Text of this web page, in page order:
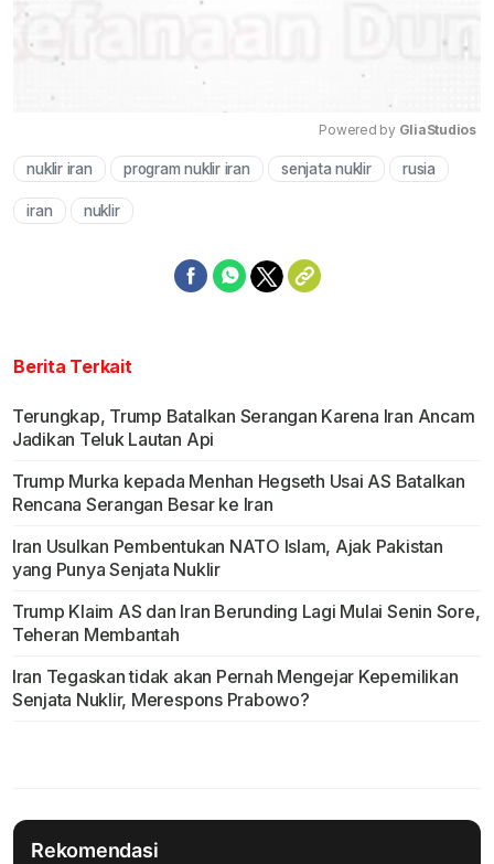
Mute
Powered by GliaStudios
nuklir iran program nuklir iran senjata nuklir rusia
iran nuklir
Berita Terkait
Terungkap, Trump Batalkan Serangan Karena Iran Ancam
Jadikan Teluk Lautan Api
Trump Murka kepada Menhan Hegseth Usai AS Batalkan
Rencana Serangan Besar ke Iran
Iran Usulkan Pembentukan NATO Islam, Ajak Pakistan
yang Punya Senjata Nuklir
Trump Klaim AS dan Iran Berunding Lagi Mulai Senin Sore,
Teheran Membantah
Iran Tegaskan tidak akan Pernah Mengejar Kepemilikan
Senjata Nuklir, Merespons Prabowo?
Rekomendasi